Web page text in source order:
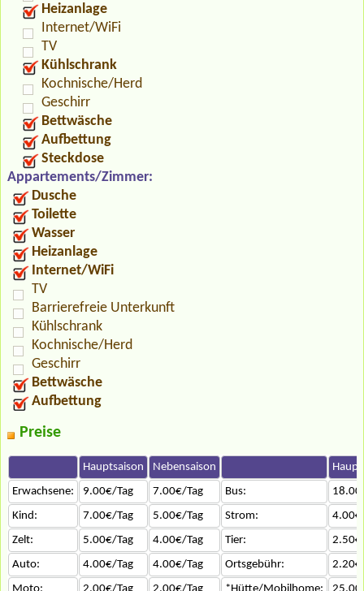
Heizanlage
Internet/WiFi
TV
Kühlschrank
Kochnische/Herd
Geschirr
Bettwäsche
Aufbettung
Steckdose
Appartements/Zimmer:
Dusche
Toilette
Wasser
Heizanlage
Internet/WiFi
TV
Barrierefreie Unterkunft
Kühlschrank
Kochnische/Herd
Geschirr
Bettwäsche
Aufbettung
Preise
Hauptsaison Nebensaison
Erwachsene:
9.00€/Tag 7.00€/Tag Bus:
Kind:
7.00€/Tag 5.00€/Tag Strom:
Zelt:
5.00€/Tag 4.00€/Tag Tier:
Auto:
4.00€/Tag 4.00€/Tag Ortsgebühr: